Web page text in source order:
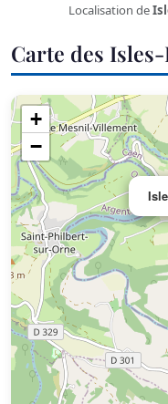
Localisation de
Carte des
+
−